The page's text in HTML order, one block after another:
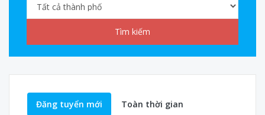
Tìm kiếm
Đăng tuyển mới Toàn thời gian